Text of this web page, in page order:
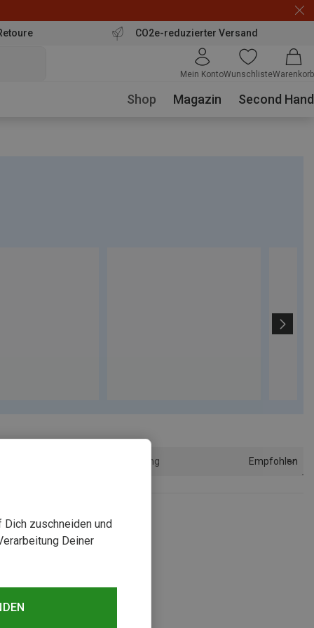
CO2e-reduzierter Versand
Mein KontoWunschlisteWarenkorb
Shop Magazin Second Hand
Sortierung Empfohlen
zuschneiden und
Deiner